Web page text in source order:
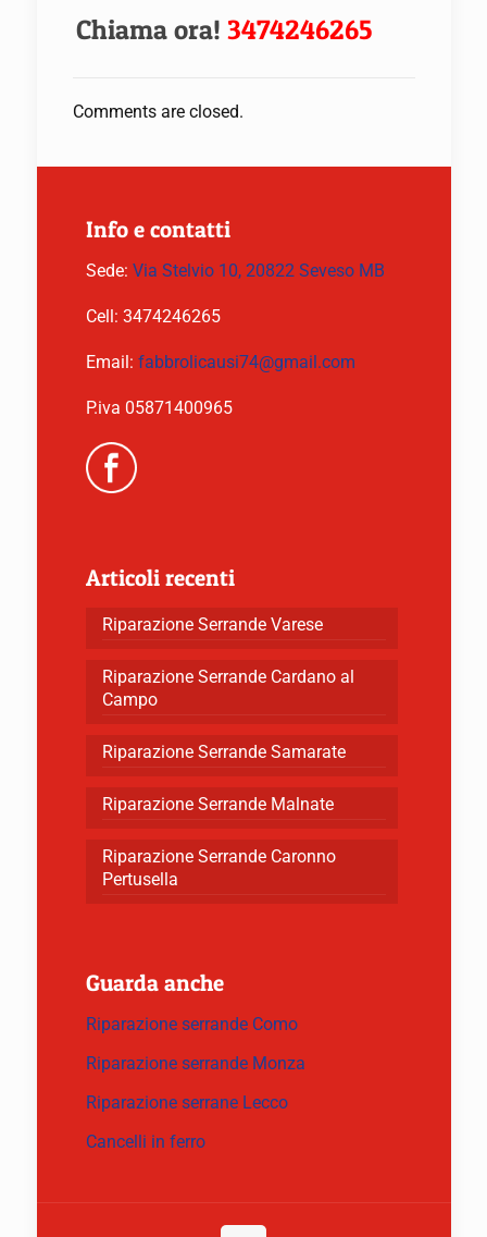
Chiama ora! 3474246265
Comments are closed.
Info e contatti
Sede: Via Stelvio 10, 20822 Seveso MB
Cell: 3474246265
Email: fabbrolicausi74@gmail.com
P.iva 05871400965
Articoli recenti
Riparazione Serrande Varese
Riparazione Serrande Cardano al
Campo
Riparazione Serrande Samarate
Riparazione Serrande Malnate
Riparazione Serrande Caronno
Pertusella
Guarda anche
Riparazione serrande Como
Riparazione serrande Monza
Riparazione serrane Lecco
Cancelli in ferro